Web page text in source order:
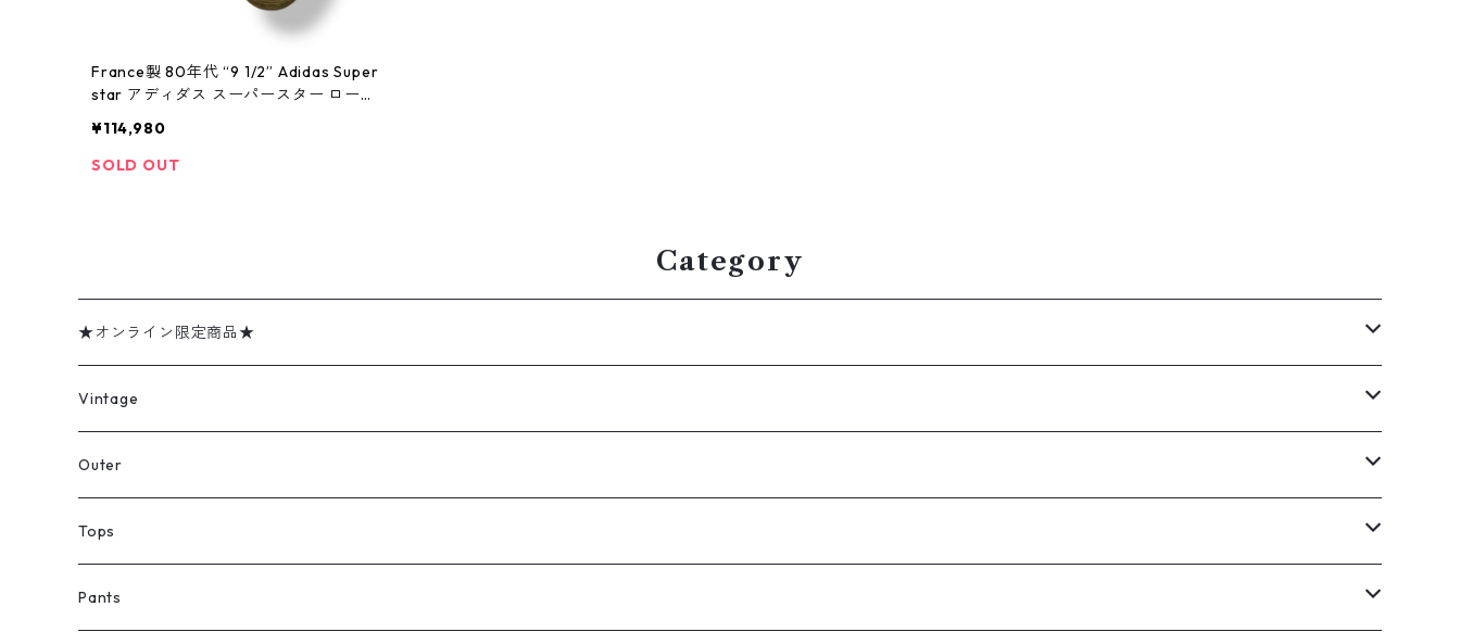
France製 80年代 “9 1/2” Adidas Super
star アディダス スーパースター ローカ
ト 古着 古着屋 高円寺 ビンテージ n4122
2
¥114,980
SOLD OUT
Category
★オンライン限定商品★
ミリタリーデッドストック
アウター
デニムジャケット
ミリタリージャケット
トップス
半袖シャツ
パンツ
Vintage
Jacket
Tee
Sweat Shirts
Outer
コート
デニムジャケット
Tops
Tシャツ
Pants